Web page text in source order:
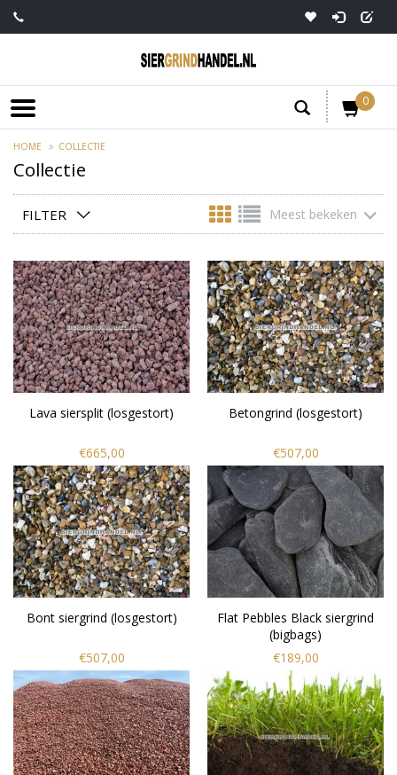
0
HOME COLLECTIE
Collectie
FILTER Meest bekeken
Lava siersplit (losgestort)
€665,00
Betongrind (losgestort)
€507,00
Bont siergrind (losgestort)
€507,00
Flat Pebbles Black siergrind
(bigbags)
€189,00